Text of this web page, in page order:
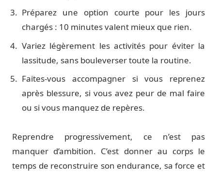
Préparez une option courte pour les jours
chargés : 10 minutes valent mieux que rien.
Variez légèrement les activités pour éviter la
lassitude, sans bouleverser toute la routine.
Faites-vous accompagner si vous reprenez
après blessure, si vous avez peur de mal faire
ou si vous manquez de repères.
Reprendre progressivement, ce n’est pas
manquer d’ambition. C’est donner au corps le
temps de reconstruire son endurance, sa force et